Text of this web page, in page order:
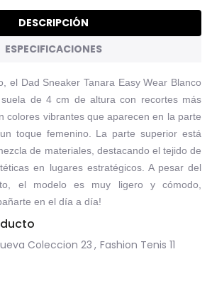
DESCRIPCIÓN
ESPECIFICACIONES
el Dad Sneaker Tanara Easy Wear Blanco
de 4 cm de altura con recortes más
colores vibrantes que aparecen en la parte
toque femenino. La parte superior está
de materiales, destacando el tejido de
en lugares estratégicos. A pesar del
el modelo es muy ligero y cómodo,
en el día a día!
Coleccion 23 , Fashion Tenis 11